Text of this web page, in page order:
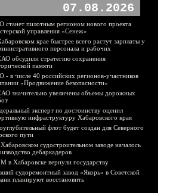
07.08.2026
станет пилотным регионом нового проекта
управления «Сенеж»
крае быстрее всего растут зарплаты у
персонала и рабочих
обсудили стратегию сохранения
памяти
- в числе 40 российских регионов-участников
«Продвижение безопасности»
значительно увеличены объемы дорожных
эксперт по достоинству оценил
инфраструктуру Хабаровского края
флот будет создан для Северного
пути
судостроительном заводе началось
дебаркадеров
в Хабаровске вернули государству
судоремонтный завод «Якорь» в Советской
планируют восстановить